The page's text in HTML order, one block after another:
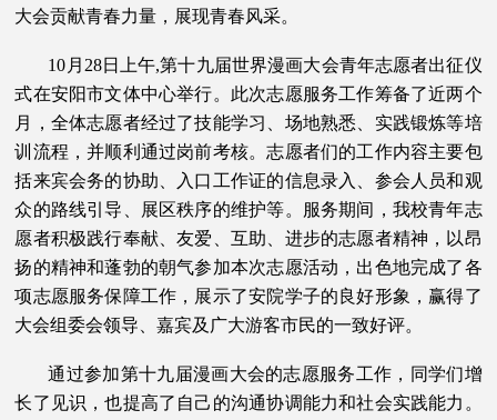
大会贡献青春力量，展现青春风采。
10月28日上午,第十九届世界漫画大会青年志愿者出征仪
式在安阳市文体中心举行。此次志愿服务工作筹备了近两个
月，全体志愿者经过了技能学习、场地熟悉、实践锻炼等培
训流程，并顺利通过岗前考核。志愿者们的工作内容主要包
括来宾会务的协助、入口工作证的信息录入、参会人员和观
众的路线引导、展区秩序的维护等。服务期间，我校青年志
愿者积极践行奉献、友爱、互助、进步的志愿者精神，以昂
扬的精神和蓬勃的朝气参加本次志愿活动，出色地完成了各
项志愿服务保障工作，展示了安院学子的良好形象，赢得了
大会组委会领导、嘉宾及广大游客市民的一致好评。
通过参加第十九届漫画大会的志愿服务工作，同学们增
长了见识，也提高了自己的沟通协调能力和社会实践能力。